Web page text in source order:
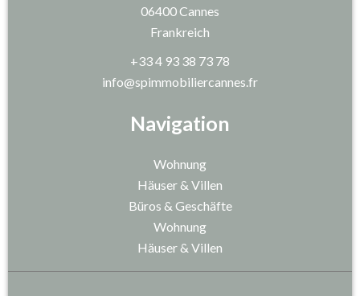
Navigation
Wohnung
Häuser & Villen
Büros & Geschäfte
Wohnung
Häuser & Villen
06400Cannes
Frankreich
+33 4 93 38 73 78
info@spimmobiliercannes.fr